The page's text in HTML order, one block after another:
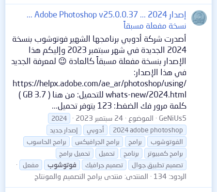
إصدار 2024 ... Adobe Photoshop v25.0.0.37 ...
نسخة مفعلة مسبقاً
أصدرت شركة أدوبي برنامجها الشهير فوتوشوب بنسخة
2024 الجديدة في شهر سبتمبر 2023 وإليكم هذا
الإصدار بنسخة مفعلة مسبقاً كالعادة 😉 لمعرفة الجديد
في هذا الإصدار:
https://helpx.adobe.com/ae_ar/photoshop/using/
whats-new/2024.html للتحميل: من هنا ( 3.7 GB )
كلمة مرور فك الضغط: 123 يتوفر تحميل...
GeNiUs5 الموضوع 24 سبتمبر 2023
2024
2024 adobe photoshop
أدوبي
إصدار جديد
الفوتوشوب
برامج برامج الجرافيكس
برامج الحاسوب
برامج كمبيوتر
برنامج تحميل
تحميل برامج
تصميم تطبيق جوال
تصميم جرافيك فوتوشوب مفعل
الردود: 134 المنتدى: منتدى برامج التصميم والمونتاج